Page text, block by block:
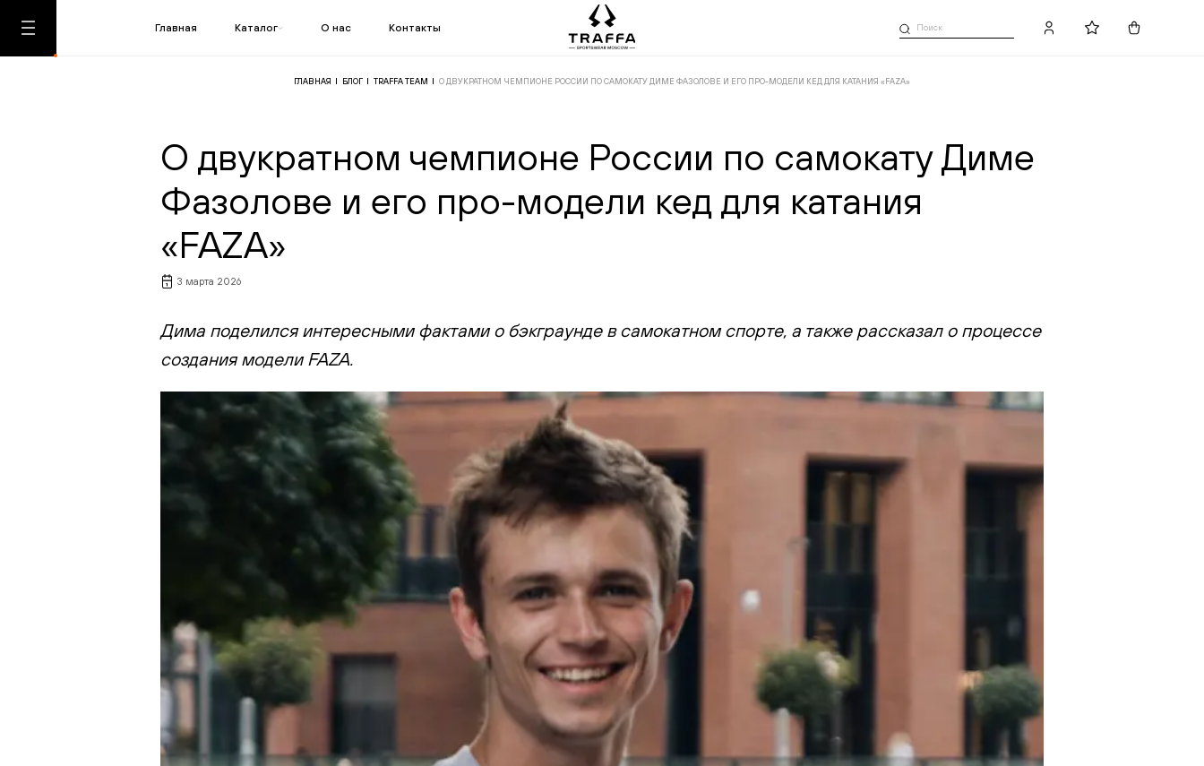
Главная Каталог О нас Контакты
ГЛАВНАЯ БЛОГ TRAFFA TEAM О ДВУКРАТНОМ ЧЕМПИОНЕ РОССИИ ПО САМОКАТУ ДИМЕ ФАЗОЛОВЕ И ЕГО ПРО-МОДЕЛИ КЕД ДЛЯ КАТАНИЯ «FAZA»
О двукратном чемпионе России по самокату Диме
Фазолове и его про-модели кед для катания
«FAZA»
3 марта 2026
Дима поделился интересными фактами о бэкграунде в самокатном спорте, а также рассказал о процессе
создания модели FAZA.
Добавлено в избранное